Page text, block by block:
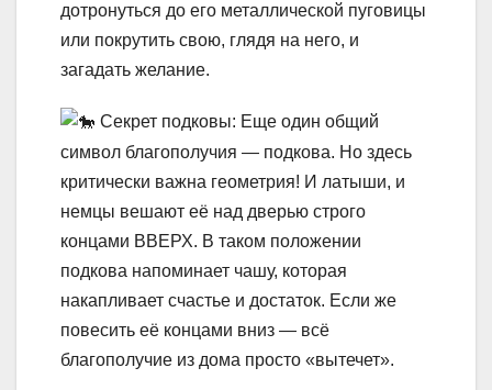
дотронуться до его металлической пуговицы
или покрутить свою, глядя на него, и
загадать желание.
Секрет подковы: Еще один общий
символ благополучия — подкова. Но здесь
критически важна геометрия! И латыши, и
немцы вешают её над дверью строго
концами ВВЕРХ. В таком положении
подкова напоминает чашу, которая
накапливает счастье и достаток. Если же
повесить её концами вниз — всё
благополучие из дома просто «вытечет».